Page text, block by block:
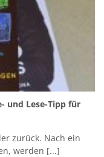
und Lese-Tipp für
zurück. Nach ein
werden [...]